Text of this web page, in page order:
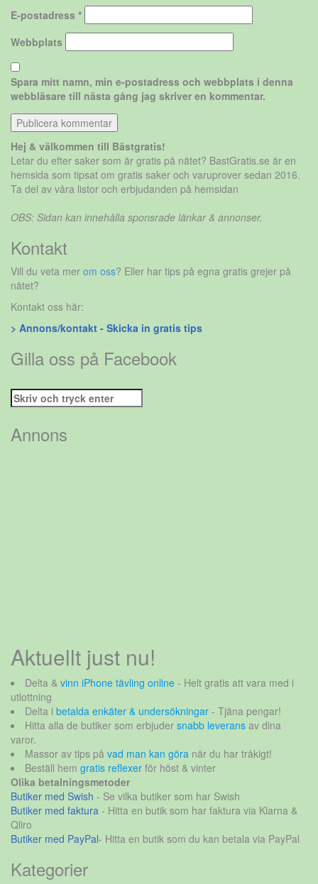
E-postadress *
Webbplats
Spara mitt namn, min e-postadress och webbplats i denna
webbläsare till nästa gång jag skriver en kommentar.
Hej & välkommen till Bästgratis!
Letar du efter saker som är gratis på nätet? BastGratis.se är en
hemsida som tipsat om gratis saker och varuprover sedan 2016.
Ta del av våra listor och erbjudanden på hemsidan
OBS: Sidan kan innehålla sponsrade länkar & annonser.
Kontakt
Vill du veta mer om oss? Eller har tips på egna gratis grejer på
nätet?
Kontakt oss här:
> Annons/kontakt - Skicka in gratis tips
Gilla oss på Facebook
Sök
efter:
Annons
Aktuellt just nu!
Delta & vinn iPhone tävling online - Helt gratis att vara med i
utlottning
Delta i betalda enkäter & undersökningar - Tjäna pengar!
Hitta alla de butiker som erbjuder snabb leverans av dina
varor.
Massor av tips på vad man kan göra när du har tråkigt!
Beställ hem gratis reflexer för höst & vinter
Olika betalningsmetoder
Butiker med Swish - Se vilka butiker som har Swish
Butiker med faktura - Hitta en butik som har faktura via Klarna &
Qliro
Butiker med PayPal- Hitta en butik som du kan betala via PayPal
Kategorier